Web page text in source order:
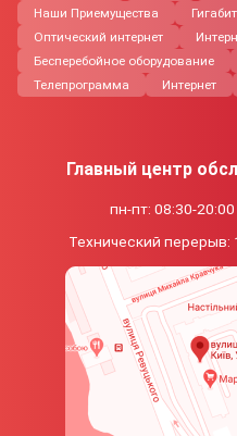
Наши Приемущества
Оптический интернет
Бесперебойное оборудование
Телепрограмма
Интернет
Главный центр
пн-пт: 08:30-20:00
Технический перерыв: